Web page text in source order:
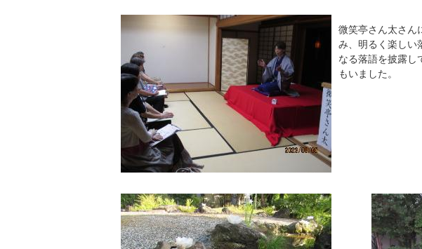
微笑亭さん太さん
み、明るく楽しい
なる落語を披露し
もいました。